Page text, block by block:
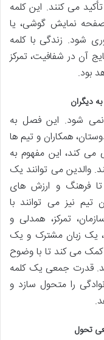
می کنند. این کلمه
نمایش گوشی، یا
شود. زندگی با کلمه
آن در شفافیت، تمرکز
بود.
دیگران
نمی شود. این فصل به
همکاران و تیم ها
می کند، این مفهوم به
والدین می توانند یک
تا فرهنگ و ارزش های
تیم نیز می توانند با
تمرکز، همدلی و
یک زبان مشترک و یک
می کند تا با وضوح
قدرت جمعی یک کلمه
را متحول سازد و
تحول